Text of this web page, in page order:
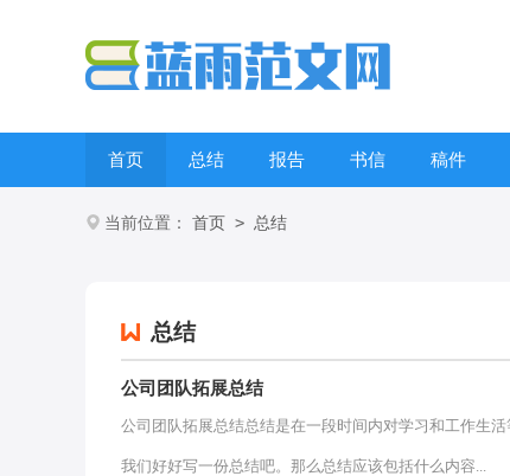
首页 总结 报告 书信 稿件
当前位置： 首页 > 总结
总结
公司团队拓展总结
公司团队拓展总结总结是在一段时间内对学习和工作生
我们好好写一份总结吧。那么总结应该包括什么内容...